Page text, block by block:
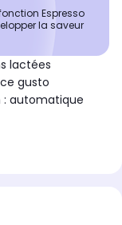
Espresso
la saveur
lactées
gusto
: automatique